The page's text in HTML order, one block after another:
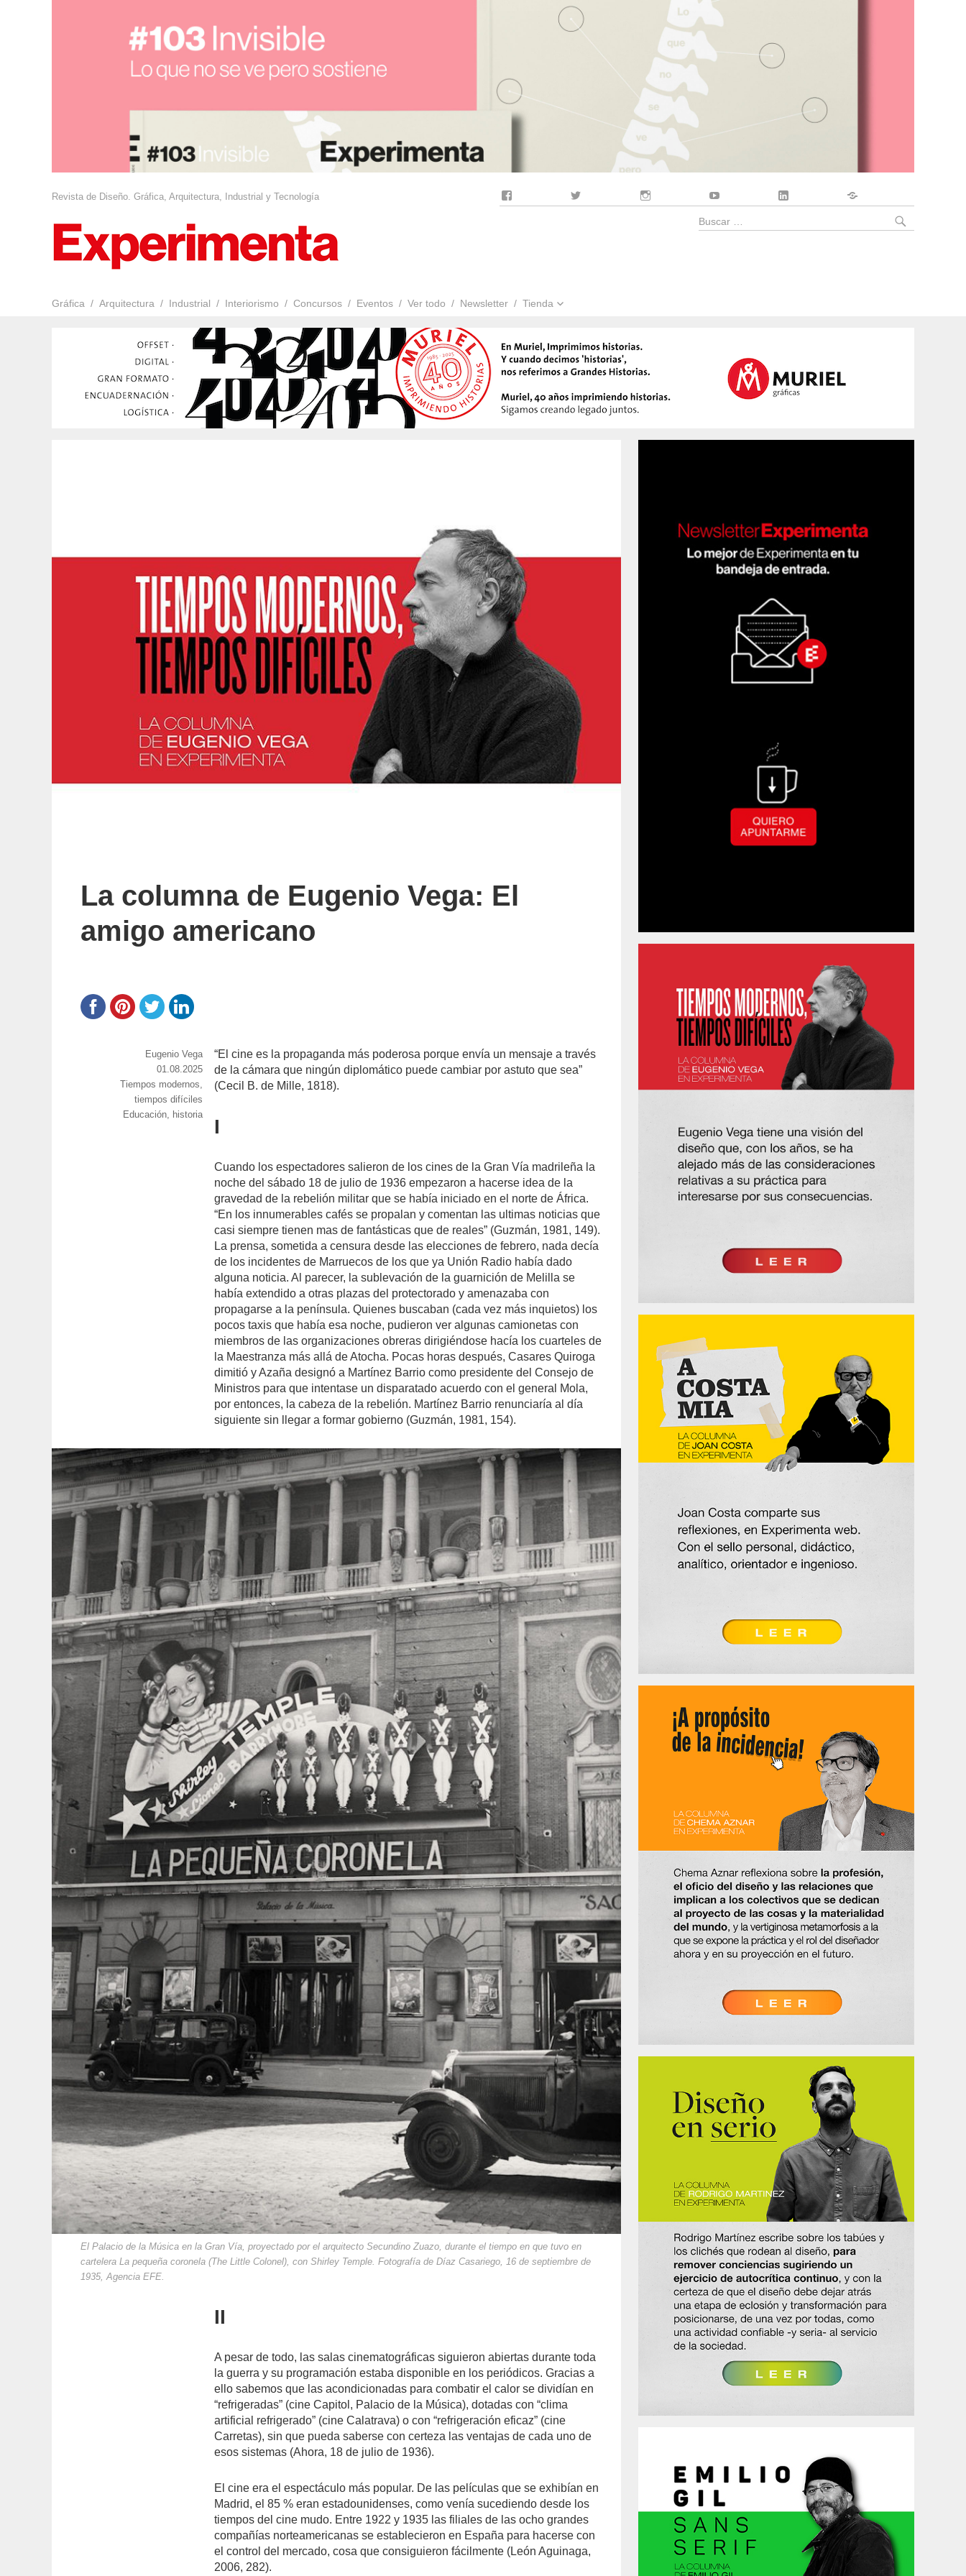
Revista de Diseño. Gráfica, Arquitectura, Industrial y Tecnología
Gráfica Arquitectura Industrial Interiorismo Concursos Eventos Ver todo Newsletter Tienda
Buscar
La columna de Eugenio Vega: El
amigo americano
“El cine es la propaganda más poderosa porque envía un mensaje a través
de la cámara que ningún diplomático puede cambiar por astuto que sea”
(Cecil B. de Mille, 1818).
I
Cuando los espectadores salieron de los cines de la Gran Vía madrileña la
noche del sábado 18 de julio de 1936 empezaron a hacerse idea de la
gravedad de la rebelión militar que se había iniciado en el norte de África.
“En los innumerables cafés se propalan y comentan las ultimas noticias que
casi siempre tienen mas de fantásticas que de reales” (Guzmán, 1981, 149).
La prensa, sometida a censura desde las elecciones de febrero, nada decía
de los incidentes de Marruecos de los que ya Unión Radio había dado
alguna noticia. Al parecer, la sublevación de la guarnición de Melilla se
había extendido a otras plazas del protectorado y amenazaba con
propagarse a la península. Quienes buscaban (cada vez más inquietos) los
pocos taxis que había esa noche, pudieron ver algunas camionetas con
miembros de las organizaciones obreras dirigiéndose hacía los cuarteles de
la Maestranza más allá de Atocha. Pocas horas después, Casares Quiroga
dimitió y Azaña designó a Martínez Barrio como presidente del Consejo de
Ministros para que intentase un disparatado acuerdo con el general Mola,
por entonces, la cabeza de la rebelión. Martínez Barrio renunciaría al día
siguiente sin llegar a formar gobierno (Guzmán, 1981, 154).
El Palacio de la Música en la Gran Vía, proyectado por el arquitecto Secundino Zuazo, durante el tiempo en que tuvo en
cartelera La pequeña coronela (The Little Colonel), con Shirley Temple. Fotografía de Díaz Casariego, 16 de septiembre de
1935, Agencia EFE.
II
A pesar de todo, las salas cinematográficas siguieron abiertas durante toda
la guerra y su programación estaba disponible en los periódicos. Gracias a
ello sabemos que las acondicionadas para combatir el calor se dividían en
“refrigeradas” (cine Capitol, Palacio de la Música), dotadas con “clima
artificial refrigerado” (cine Calatrava) o con “refrigeración eficaz” (cine
Carretas), sin que pueda saberse con certeza las ventajas de cada uno de
esos sistemas (Ahora, 18 de julio de 1936).
El cine era el espectáculo más popular. De las películas que se exhibían en
Madrid, el 85 % eran estadounidenses, como venía sucediendo desde los
tiempos del cine mudo. Entre 1922 y 1935 las filiales de las ocho grandes
compañías norteamericanas se establecieron en España para hacerse con
el control del mercado, cosa que consiguieron fácilmente (León Aguinaga,
2006, 282).
https://www.experimenta.es/author/info1/
Eugenio Vega
Publicado
el
01.08.2025
Categorías
Tiempos modernos,
tiempos difíciles
Etiquetas
Educación, historia